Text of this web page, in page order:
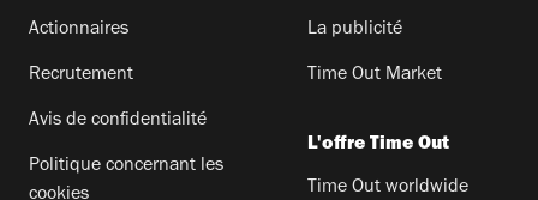
Actionnaires
Recrutement
Avis de confidentialité
Politique concernant les
cookies
La publicité
Time Out Market
L'offre Time Out
Time Out worldwide